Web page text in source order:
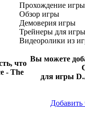
Прохождение игры
Обзор игры
Демоверия игры
Трейнеры для игры
Видеоролики из
что
- The
Вы можете
для игры
Добавить